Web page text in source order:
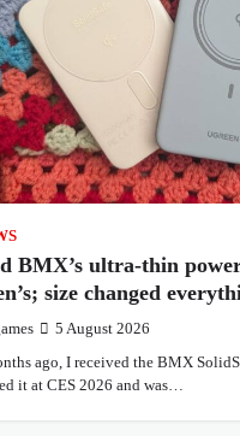
BMX’s ultra-thin
size changed
5 August 2026
ago, I received the BMX
it at CES 2026 and was…